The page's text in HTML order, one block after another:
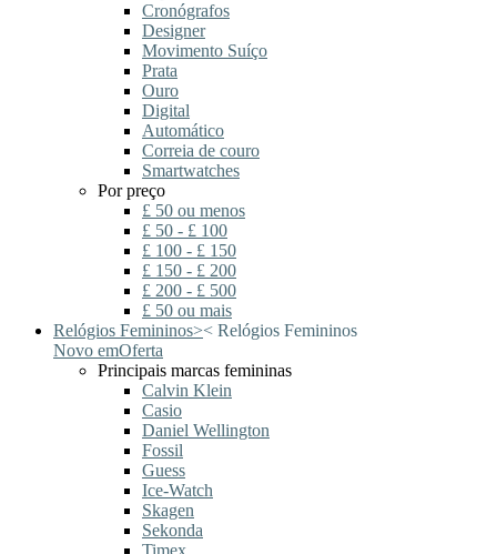
Cronógrafos
Designer
Movimento Suíço
Prata
Ouro
Digital
Automático
Correia de couro
Smartwatches
Por preço
£ 50 ou menos
£ 50 - £ 100
£ 100 - £ 150
£ 150 - £ 200
£ 200 - £ 500
£ 50 ou mais
Relógios Femininos>< Relógios Femininos
Novo emOferta
Principais marcas femininas
Calvin Klein
Casio
Daniel Wellington
Fossil
Guess
Ice-Watch
Skagen
Sekonda
Timex